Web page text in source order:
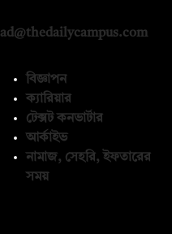
ad@thedailycampus.com
বিজ্ঞাপন
ক্যারিয়ার
টেক্সট কনভার্টার
আর্কাইভ
নামাজ, সেহরি, ইফতারের
সময়